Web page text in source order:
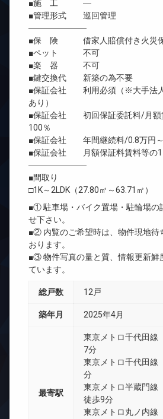
■施 工 ―
■管理形式 巡回管理
―――――――
■保 険 借家人賠償付き火災保
■ペット 不可
■楽 器 不可
■鍵交換代 新築の為不要
■保証会社 利用必須（※大手法人
あり）
■保証会社 初回保証委託料/月額
100％
■保証会社 年間継続料/0.8万円～
■保証会社 月額保証料賃料等の1
―――――――
■間取り
□1K～2LDK（27.80㎡～63.71㎡）
■① 駐車場・バイク置場・駐輪場の
せ下さい。
■② 内覧のご希望時は、物件現地待
おります。
■③ 物件写真の量と質、情報更新鮮
ています。
総戸数 12戸
築年月 2025年4月
最寄駅
東京メトロ千代田線
7分
東京メトロ千代田線
分
東京メトロ半蔵門線
徒歩9分
東京メトロ丸ノ内線